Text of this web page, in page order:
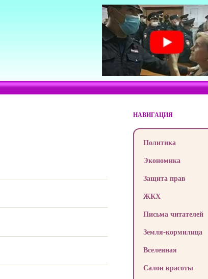
НАВИГАЦИЯ
Политика
Экономика
Защита прав
ЖКХ
Письма читателей
Земля-кормилица
Вселенная
Салон красоты